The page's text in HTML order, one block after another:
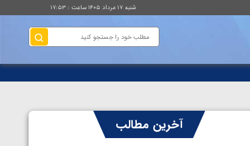
شنبه ۱۷ مرداد ۱۴۰۵ ساعت : ۱۷:۵۳
آخرین مطالب